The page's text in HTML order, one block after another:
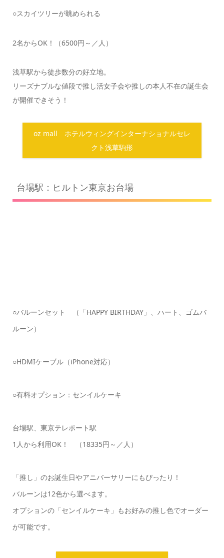
○スカイツリーが眺められる
2名からOK！（6500円～／人）
浅草駅から徒歩数分の好立地。
リーズナブルな値段で推し活女子会や推しの本人不在の誕生会
が開催できそう！
oz mall ホテルウィングインターナショナルセレ
クト浅草駒形
台場駅：ヒルトン東京お台場
○バルーンセット （「HAPPY BIRTHDAY」、ハート、ゴムバ
ルーン）
○HDMIケーブル（iPhone対応）
○有料オプション：センイルケーキ
台場駅、東京テレポート駅
1人から利用OK！ （18335円～／人）
「推し」のお誕生日やアニバーサリーにもぴったり！
バルーンは12色から選べます。
オプションの「センイルケーキ」もお好みの推し色でオーダー
が可能です。